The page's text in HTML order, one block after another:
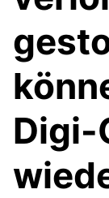
Digi-